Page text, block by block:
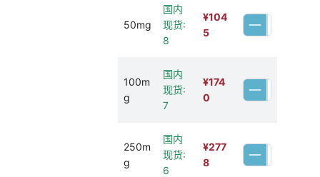
50mg
国内
现货:
8
¥104
5
100m
g
国内
现货:
7
¥174
0
250m
g
国内
现货:
6
¥277
8